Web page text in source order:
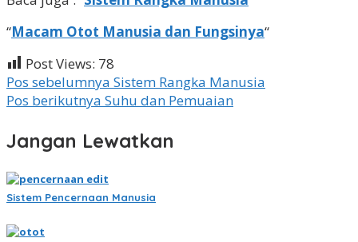
“Macam Otot Manusia dan Fungsinya“
Post Views: 78
Navigasi
pos
Pos sebelumnya Sistem Rangka Manusia
Pos berikutnya Suhu dan Pemuaian
Jangan Lewatkan
Sistem Pencernaan Manusia